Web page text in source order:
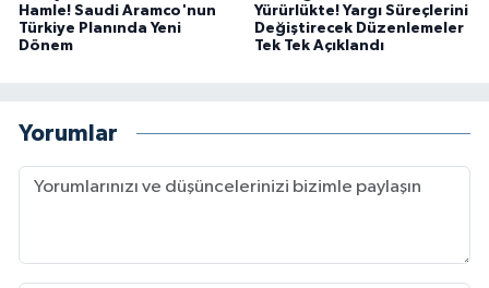
Hamle! Saudi Aramco'nun
Türkiye Planında Yeni
Dönem
Yürürlükte! Yargı Süreçlerini
Değiştirecek Düzenlemeler
Tek Tek Açıklandı
Yorumlar